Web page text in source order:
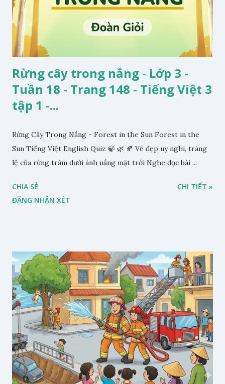
Rừng cây trong nắng - Lớp 3 -
Tuần 18 - Trang 148 - Tiếng Việt 3
tập 1 -...
Rừng Cây Trong Nắng - Forest in the Sun Forest in the
Sun Tiếng Việt English Quiz 🍃 🌿 🍂 Vẻ đẹp uy nghi, tráng
lệ của rừng tràm dưới ánh nắng mặt trời Nghe đọc bài ...
CHIA SẺ
ĐĂNG NHẬN XÉT
CHI TIẾT »